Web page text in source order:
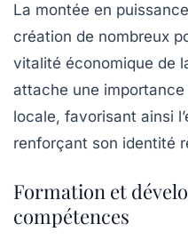
La montée en
création de nombreux
vitalité économique de
attache une importance
locale, favorisant ainsi
renforçant son identité
Formation et
compétences